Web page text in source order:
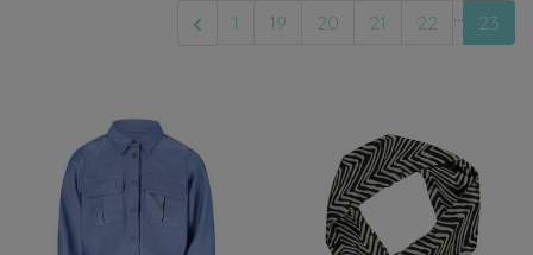
1 19 20 21 22 ... 23